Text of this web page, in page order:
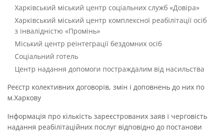
Харківський міський центр соціальних служб «Довіра»
Харківський міський центр комплексної реабілітації осіб
з інвалідністю «Промінь»
Міський центр реінтеграції бездомних осіб
Соціальний готель
Центр надання допомоги постраждалим від насильства
Реєстр колективних договорів, змін і доповнень до них по
м.Харкову
Інформація про кількість зареєстрованих заяв і черговість
надання реабілітаційних послуг відповідно до постанови